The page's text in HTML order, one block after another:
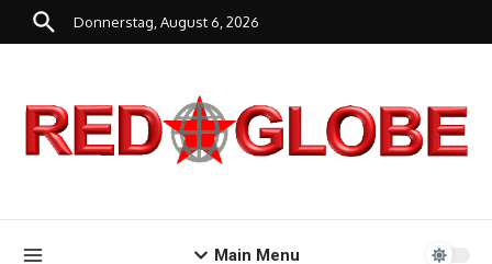
Zum Inhalt springen
Donnerstag, August 6, 2026
Main Menu